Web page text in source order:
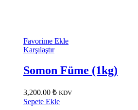
Favorime Ekle
Karşılaştır
Somon Füme (1kg)
3,200.00 ₺ KDV
Sepete Ekle